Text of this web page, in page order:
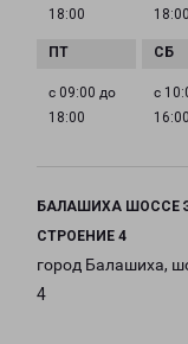
18:00
18:00
с 09:00 до
18:00
с
16:00
БАЛАШИХА ШОССЕ
СТРОЕНИЕ 4
город Балашиха,
4